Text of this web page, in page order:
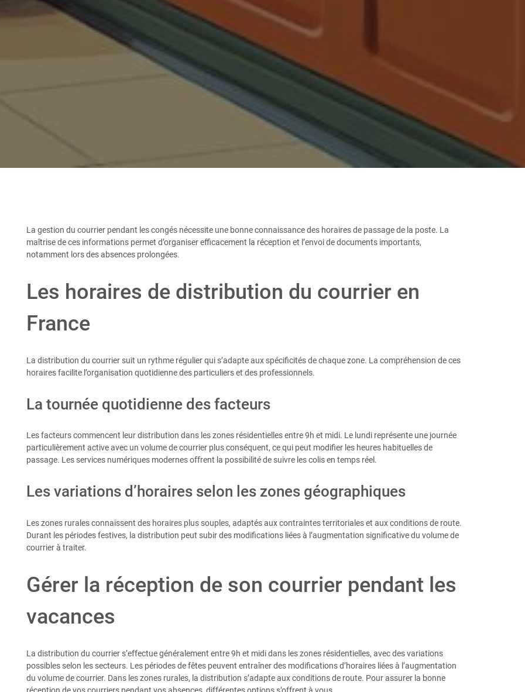
La gestion du courrier pendant les congés nécessite une bonne connaissance des horaires de passage de la poste. La
maîtrise de ces informations permet d’organiser efficacement la réception et l’envoi de documents importants,
notamment lors des absences prolongées.
Les horaires de distribution du courrier en
France
La distribution du courrier suit un rythme régulier qui s’adapte aux spécificités de chaque zone. La compréhension de ces
horaires facilite l’organisation quotidienne des particuliers et des professionnels.
La tournée quotidienne des facteurs
Les facteurs commencent leur distribution dans les zones résidentielles entre 9h et midi. Le lundi représente une journée
particulièrement active avec un volume de courrier plus conséquent, ce qui peut modifier les heures habituelles de
passage. Les services numériques modernes offrent la possibilité de suivre les colis en temps réel.
Les variations d’horaires selon les zones géographiques
Les zones rurales connaissent des horaires plus souples, adaptés aux contraintes territoriales et aux conditions de route.
Durant les périodes festives, la distribution peut subir des modifications liées à l’augmentation significative du volume de
courrier à traiter.
Gérer la réception de son courrier pendant les
vacances
La distribution du courrier s’effectue généralement entre 9h et midi dans les zones résidentielles, avec des variations
possibles selon les secteurs. Les périodes de fêtes peuvent entraîner des modifications d’horaires liées à l’augmentation
du volume de courrier. Dans les zones rurales, la distribution s’adapte aux conditions de route. Pour assurer la bonne